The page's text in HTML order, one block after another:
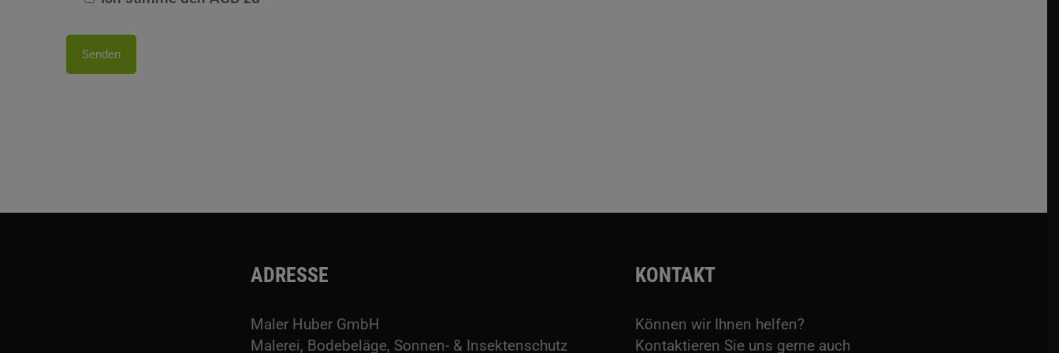
ADRESSE
Maler Huber GmbH
Malerei, Bodebeläge, Sonnen- & Insektenschutz
KONTAKT
Können wir Ihnen helfen?
Kontaktieren Sie uns gerne auch